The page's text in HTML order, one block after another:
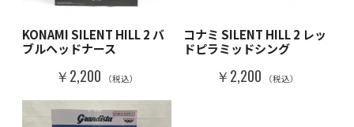
KONAMI SILENT HILL 2 バ
ブルヘッドナース
￥2,200 （税込）
コナミ SILENT HILL 2 レッ
ドピラミッドシング
￥2,200 （税込）